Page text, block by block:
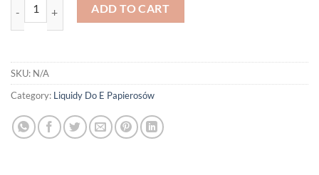
ADD TO CART
SKU: N/A
Category: Liquidy Do E Papierosów